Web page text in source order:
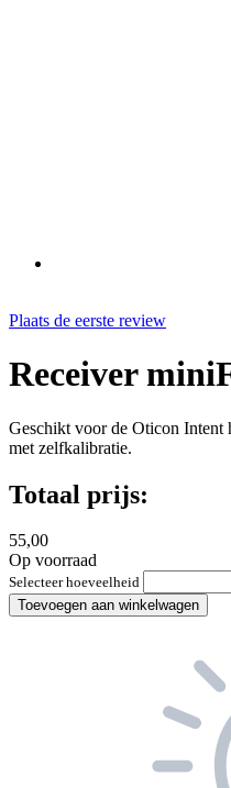
Plaats de eerste review
Receiver
Geschikt voor de Oticon Intent
met zelfkalibratie.
Totaal prijs:
55,00
Op voorraad
Selecteer hoeveelheid
Toevoegen aan winkelwagen